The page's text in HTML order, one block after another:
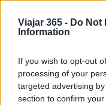
Viajar 365 - Do Not
Information
If you wish to opt-out
processing of your
targeted advertising
section to confirm
estructura más
que hacer enLa
relajante crucero
perezosamente el